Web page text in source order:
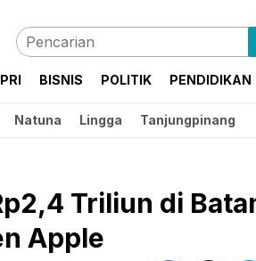
BISNIS POLITIK PENDIDIKAN
Natuna Lingga Tanjungpinang
Triliun di
Apple